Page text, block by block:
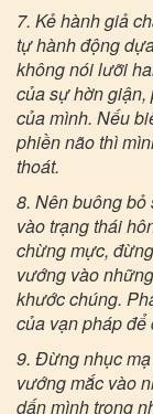
7. Kẻ hành giả
tự hành động
không nói lưỡi
của sự hờn giận,
của mình. Nếu
phiền não thì
thoát.
8. Nên buông
vào trạng thái
chừng mực,
vướng vào
khước chúng.
của vạn pháp để
9. Đừng nhục
vướng mắc vào
dấn mình trong